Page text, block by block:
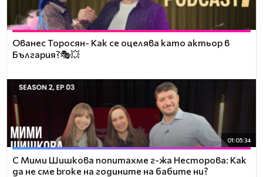
Ованес Торосян- Как се оцелява като актьор в
България?🎭💥
01:05:34
С Мими Шишкова попитахме г-жа Несторова: Как
да не сме broke на годините на бабите ни?